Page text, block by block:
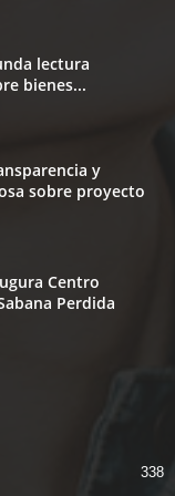
lectura
bienes...
y
sobre proyecto
Centro
Perdida
338